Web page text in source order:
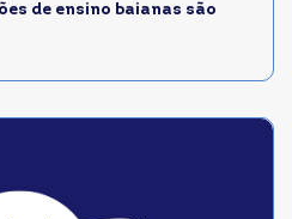
de ensino baianas são